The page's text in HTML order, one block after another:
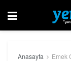
Anasayfa Emek